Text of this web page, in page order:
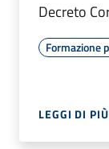
Decreto
Formazione
LEGGI DI PIÙ